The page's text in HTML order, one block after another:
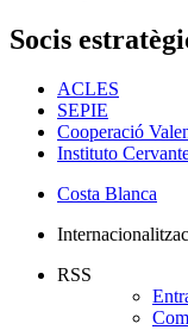
Socis
ACLES
SEPIE
Cooperació
Instituto
Costa Blanca
RSS